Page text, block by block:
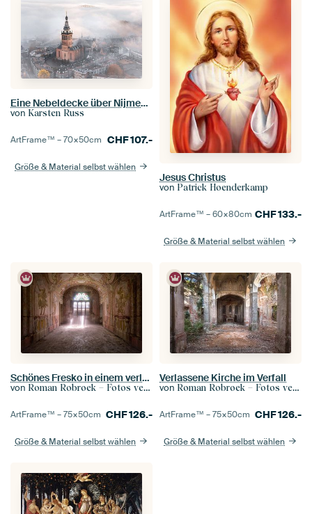
Eine Nebeldecke über Nijmegen
von Karsten Russ
ArtFrame™ –70×50cm CHF107.-
Größe & Material selbst wählen
Jesus Christus
von Patrick Hoenderkamp
ArtFrame™ –60×80cm CHF133.-
Größe & Material selbst wählen
Schönes Fresko in einem verlassenen Haus.
von Roman Robroek – Fotos verlassener Gebäude
ArtFrame™ –75×50cm CHF126.-
Größe & Material selbst wählen
Verlassene Kirche im Verfall
von Roman Robroek – Fotos verlassener Gebäude
ArtFrame™ –75×50cm CHF126.-
Größe & Material selbst wählen